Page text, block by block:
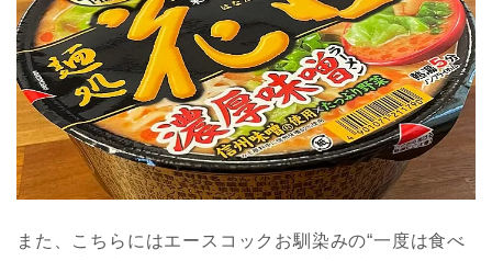
また、こちらにはエースコックお馴染みの“一度は食べ